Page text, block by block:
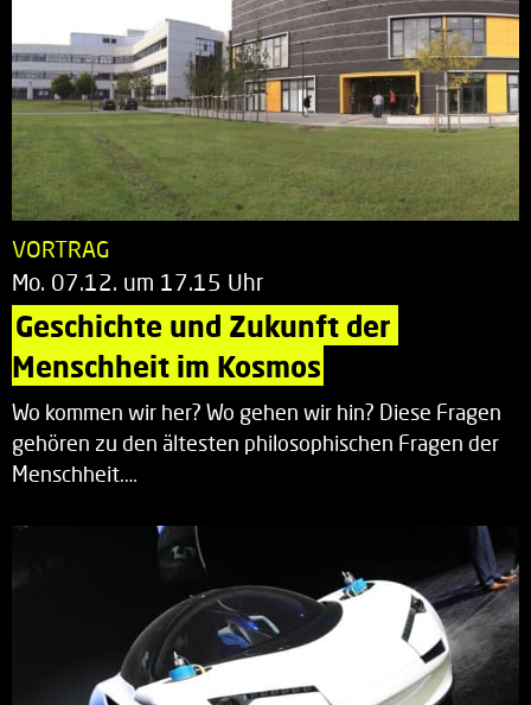
VORTRAG
Mo. 07.12. um 17.15 Uhr
Geschichte und Zukunft der
Menschheit im Kosmos
Wo kommen wir her? Wo gehen wir hin? Diese Fragen
gehören zu den ältesten philosophischen Fragen der
Menschheit.…